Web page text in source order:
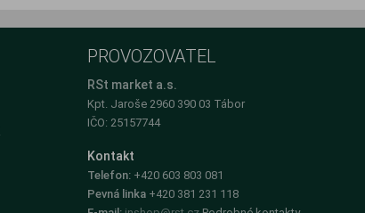
PROVOZOVATEL
RSt market a.s.
Kpt. Jaroše 2960 390 03 Tábor
IČO: 25157744
Kontakt
Telefon: +420 603 803 081
Pevná linka +420 381 231 118